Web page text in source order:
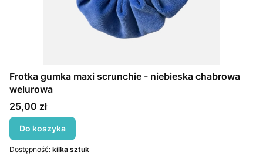
Frotka gumka maxi scrunchie - niebieska chabrowa
welurowa
Cena
25,00 zł
Do koszyka
Dostępność: kilka sztuk